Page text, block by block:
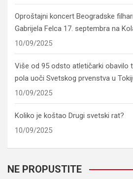
Oproštajni koncert Beogradske
Gabrijela Felca 17. septembra na
10/09/2025
Više od 95 odsto atletičarki obavilo
pola uoči Svetskog prvenstva u
10/09/2025
Koliko je koštao Drugi svetski rat?
10/09/2025
NE PROPUSTITE